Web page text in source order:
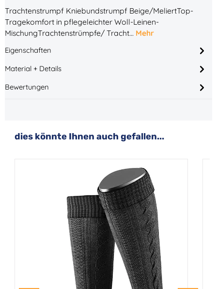
Trachtenstrumpf Kniebundstrumpf Beige/MeliertTop-
Tragekomfort in pflegeleichter Woll-Leinen-
MischungTrachtenstrümpfe/ Tracht… Mehr
Eigenschaften
Material + Details
Bewertungen
Produktgalerie überspringen
dies könnte Ihnen auch gefallen...